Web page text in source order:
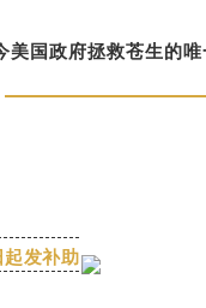
美国政府拯救苍生的
起发补助